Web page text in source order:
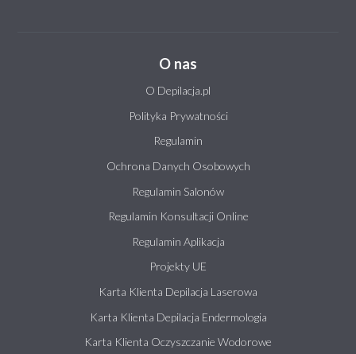
O nas
O Depilacja.pl
Polityka Prywatności
Regulamin
Ochrona Danych Osobowych
Regulamin Salonów
Regulamin Konsultacji Online
Regulamin Aplikacja
Projekty UE
Karta Klienta Depilacja Laserowa
Karta Klienta Depilacja Endermologia
Karta Klienta Oczyszczanie Wodorowe